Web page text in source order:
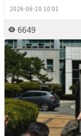
2026-06-10 10:01
6649